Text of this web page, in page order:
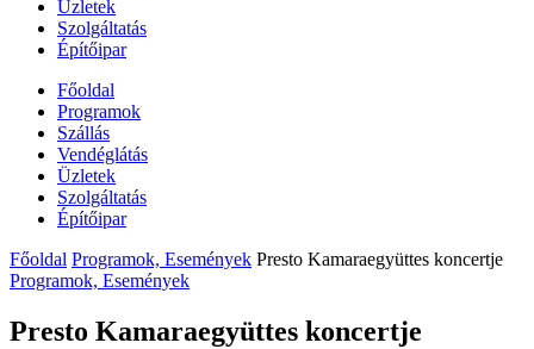
Üzletek
Szolgáltatás
Építőipar
Főoldal
Programok
Szállás
Vendéglátás
Üzletek
Szolgáltatás
Építőipar
Főoldal Programok, Események Presto Kamaraegyüttes koncertje
Programok, Események
Presto Kamaraegyüttes koncertje